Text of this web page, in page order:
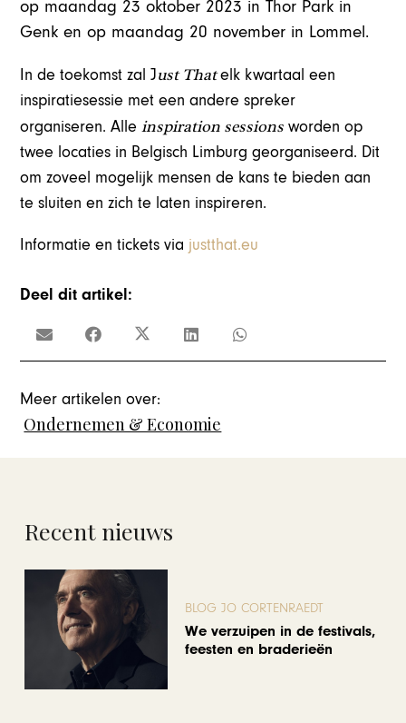
op maandag 23 oktober 2023 in Thor Park in
Genk en op maandag 20 november in Lommel.
In de toekomst zal Just Thatelk kwartaal een
inspiratiesessie met een andere spreker
organiseren. Alleinspiration sessions worden op
twee locaties in Belgisch Limburg georganiseerd. Dit
om zoveel mogelijk mensen de kans te bieden aan
te sluiten en zich te laten inspireren.
Informatie en tickets via justthat.eu
Deel dit artikel:
Meer artikelen over:
Ondernemen & Economie
Recent nieuws
BLOG JO CORTENRAEDT
We verzuipen in de festivals,
feesten en braderieën